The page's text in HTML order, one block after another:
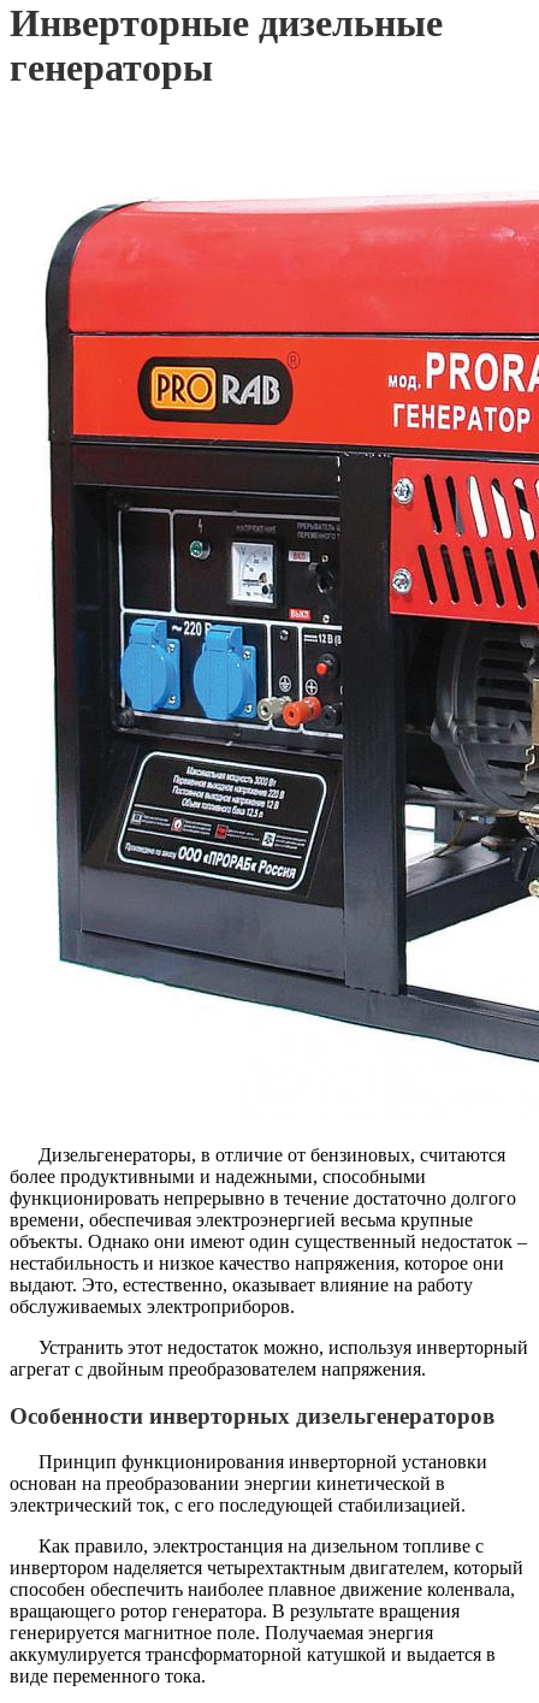
Инверторные дизельные
генераторы
Дизельгенераторы, в отличие от бензиновых, считаются
более продуктивными и надежными, способными
функционировать непрерывно в течение достаточно долгого
времени, обеспечивая электроэнергией весьма крупные
объекты. Однако они имеют один существенный недостаток –
нестабильность и низкое качество напряжения, которое они
выдают. Это, естественно, оказывает влияние на работу
обслуживаемых электроприборов.
Устранить этот недостаток можно, используя инверторный
агрегат с двойным преобразователем напряжения.
Особенности инверторных дизельгенераторов
Принцип функционирования инверторной установки
основан на преобразовании энергии кинетической в
электрический ток, с его последующей стабилизацией.
Как правило, электростанция на дизельном топливе с
инвертором наделяется четырехтактным двигателем, который
способен обеспечить наиболее плавное движение коленвала,
вращающего ротор генератора. В результате вращения
генерируется магнитное поле. Получаемая энергия
аккумулируется трансформаторной катушкой и выдается в
виде переменного тока.